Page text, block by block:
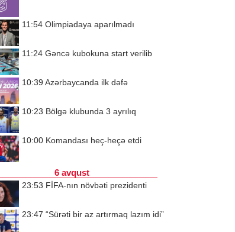
11:54 Olimpiadaya aparılmadı
11:24 Gəncə kubokuna start verilib
10:39 Azərbaycanda ilk dəfə
10:23 Bölgə klubunda 3 ayrılıq
10:00 Komandası heç-heçə etdi
6 avqust
23:53 FİFA-nın növbəti prezidenti
23:47 “Sürəti bir az artırmaq lazım idi”